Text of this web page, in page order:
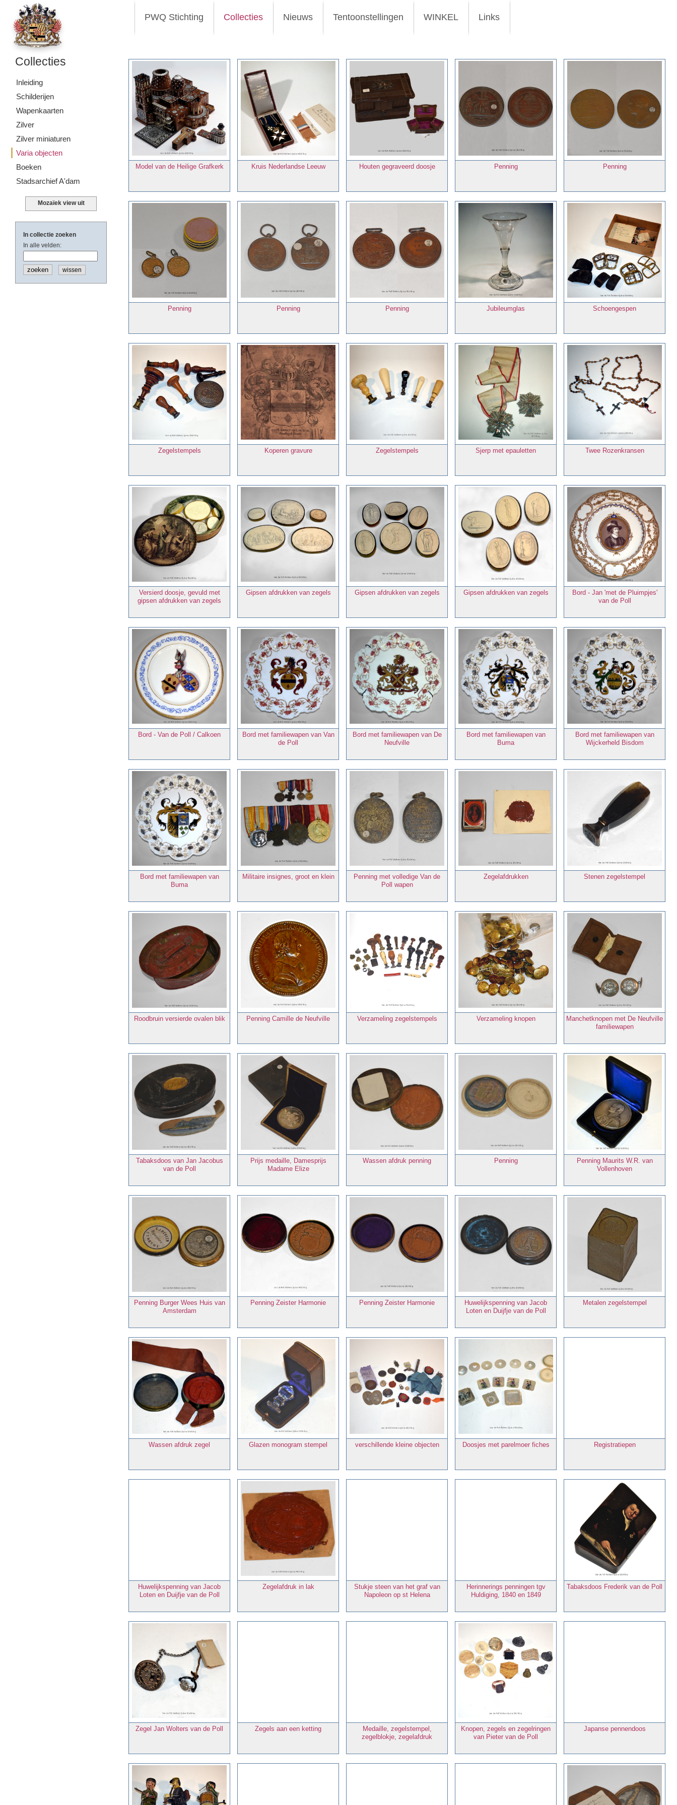
PWQ Stichting Collecties Nieuws Tentoonstellingen WINKEL Links
Collecties
Inleiding
Schilderijen
Wapenkaarten
Zilver
Zilver miniaturen
Varia objecten
Boeken
Stadsarchief A'dam
Mozaïek view uit
Model van de Heilige Grafkerk Kruis Nederlandse Leeuw Houten gegraveerd doosje Penning Penning
Penning Penning Penning Jubileumglas Schoengespen
Zegelstempels Koperen gravure Zegelstempels Sjerp met epauletten Twee Rozenkransen
Versierd doosje, gevuld met
gipsen afdrukken van zegels
Gipsen afdrukken van zegels Gipsen afdrukken van zegels Gipsen afdrukken van zegels
Bord - Jan 'met de Pluimpjes'
van de Poll
Bord - Van de Poll / Calkoen
Bord met familiewapen van Van
de Poll
Bord met familiewapen van De
Neufville
Bord met familiewapen van
Buma
Bord met familiewapen van
Wijckerheld Bisdom
Bord met familiewapen van
Buma
Militaire insignes, groot en klein
Penning met volledige Van de
Poll wapen
Zegelafdrukken Stenen zegelstempel
Roodbruin versierde ovalen blik Penning Camille de Neufville Verzameling zegelstempels Verzameling knopen
Manchetknopen met De Neufville
familiewapen
Tabaksdoos van Jan Jacobus
van de Poll
Prijs medaille, Damesprijs
Madame Elize
Wassen afdruk penning Penning
Penning Maurits W.R. van
Vollenhoven
Penning Burger Wees Huis van
Amsterdam
Penning Zeister Harmonie Penning Zeister Harmonie
Huwelijkspenning van Jacob
Loten en Duijfje van de Poll
Metalen zegelstempel
Wassen afdruk zegel Glazen monogram stempel verschillende kleine objecten Doosjes met parelmoer fiches Registratiepen
Huwelijkspenning van Jacob
Loten en Duijfje van de Poll
Zegelafdruk in lak
Stukje steen van het graf van
Napoleon op st Helena
Herinnerings penningen tgv
Huldiging, 1840 en 1849
Tabaksdoos Frederik van de Poll
Zegel Jan Wolters van de Poll Zegels aan een ketting
Medaille, zegelstempel,
zegelblokje, zegelafdruk
Knopen, zegels en zegelringen
van Pieter van de Poll
Japanse pennendoos
In collectie zoeken
In alle velden:
wissen